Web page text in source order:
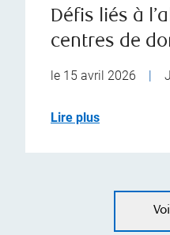
Défis liés à
centres de
le 15 avril 2026 |
Lire plus